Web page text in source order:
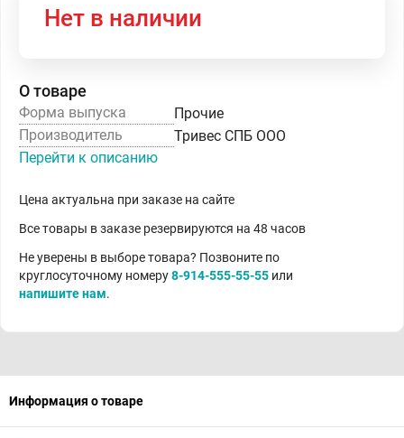
Нет в наличии
О товаре
Форма выпуска
Прочие
Производитель
Тривес СПБ ООО
Перейти к описанию
Цена актуальна при заказе на сайте
Все товары в заказе резервируются на 48 часов
Не уверены в выборе товара? Позвоните по
круглосуточному номеру8-914-555-55-55 или
напишите нам.
Информация о товаре